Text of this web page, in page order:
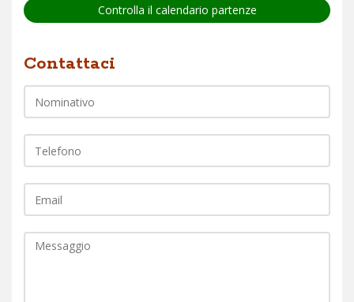
Controlla il calendario partenze
Contattaci